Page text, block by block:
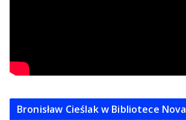
Bronisław Cieślak w Bibliotece Nova